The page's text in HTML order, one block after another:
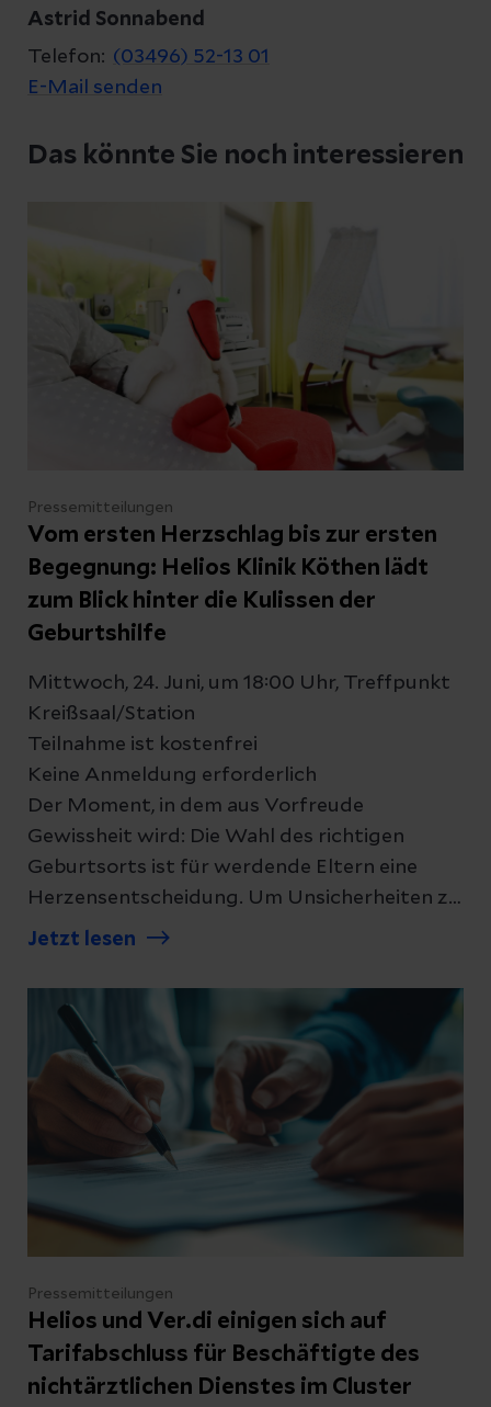
Astrid Sonnabend
Telefon: (03496) 52-13 01
E-Mail senden
Das könnte Sie noch interessieren
Pressemitteilungen
Vom ersten Herzschlag bis zur ersten
Begegnung: Helios Klinik Köthen lädt
zum Blick hinter die Kulissen der
Geburtshilfe
Mittwoch, 24. Juni, um 18:00 Uhr, Treffpunkt
Kreißsaal/Station
Teilnahme ist kostenfrei
Keine Anmeldung erforderlich
Der Moment, in dem aus Vorfreude
Gewissheit wird: Die Wahl des richtigen
Geburtsorts ist für werdende Eltern eine
Herzensentscheidung. Um Unsicherheiten zu
nehmen und Vertrauen aufzubauen, öffnet
Türen. Bei dem beliebten Infoabend am 24.
Juni können werdende Mütter und Väter das
Team und die Kreißsäle hautnah erleben –
ganz ohne Anmeldung.
Jetzt lesen
Pressemitteilungen
Helios und Ver.di einigen sich auf
Tarifabschluss für Beschäftigte des
nichtärztlichen Dienstes im Cluster